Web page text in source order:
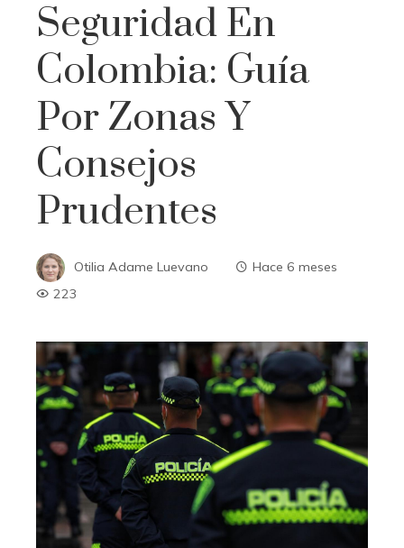
Seguridad En
Colombia: Guía
Por Zonas Y
Consejos
Prudentes
Otilia Adame Luevano
Hace 6 meses
223